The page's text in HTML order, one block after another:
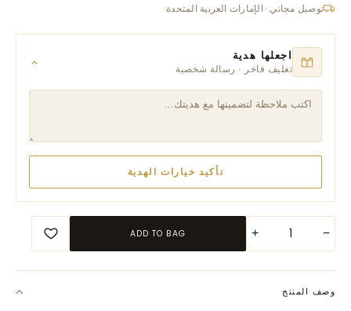
توصيل مجاني · الإمارات العربية المتحدة
اجعلها هدية
تغليف فاخر · رسالة شخصية
تأكيد خيارات الهدية
−
+
ADD TO BAG
وصف المنتج